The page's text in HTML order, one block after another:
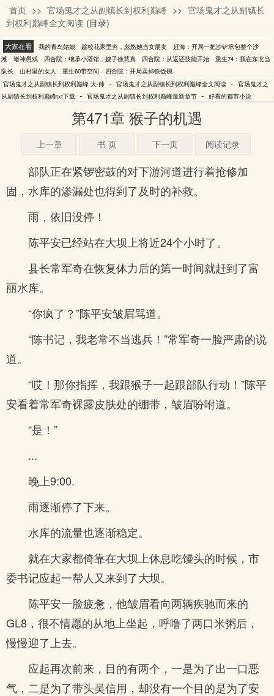
大-帅
首页 >> 官场鬼才之从副镇长到权利巅峰 >> 官场鬼才之从副镇长
到权利巅峰全文阅读 (目录)
大家在看 我的青岛姑娘 趁校花家里穷，忽悠她当女朋友
赶海：开局一把沙铲承包整个沙
滩
诸神愚戏 四合院：继承小酒馆，嫂子徐慧真 四合院：从返还技能开始
重生74：我在东北当
队长
山村里的女人 重生60带空间
四合院：开局卖掉铁饭碗
官场鬼才之从副镇长到权利巅峰 大-帅 - 官场鬼才之从副镇长到权利巅峰全文阅读 - 官场鬼才之
从副镇长到权利巅峰txt下载 - 官场鬼才之从副镇长到权利巅峰最新章节 - 好看的都市小说
第471章 猴子的机遇
上一章 书 页 下一页 阅读记录
部队正在紧锣密鼓的对下游河道进行着抢修加
固，水库的渗漏处也得到了及时的补救。
雨，依旧没停！
陈平安已经站在大坝上将近24个小时了。
县长常军奇在恢复体力后的第一时间就赶到了富
丽水库。
“你疯了？”陈平安皱眉骂道。
“陈书记，我老常不当逃兵！”常军奇一脸严肃的说
道。
“哎！那你指挥，我跟猴子一起跟部队行动！”陈平
安看着常军奇裸露皮肤处的绷带，皱眉吩咐道。
“是！”
...
晚上9:00.
雨逐渐停了下来。
水库的流量也逐渐稳定。
就在大家都倚靠在大坝上休息吃馒头的时候，市
委书记应起一帮人又来到了大坝。
陈平安一脸疲惫，他皱眉看向两辆疾驰而来的
GL8，很不情愿的从地上坐起，呼噜了两口米粥后，
慢慢迎了上去。
应起再次前来，目的有两个，一是为了出一口恶
气，二是为了带头吴信用，却没有一个目的是为了安